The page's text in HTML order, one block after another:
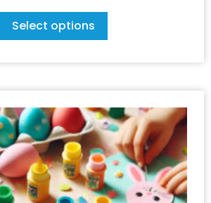
Select options